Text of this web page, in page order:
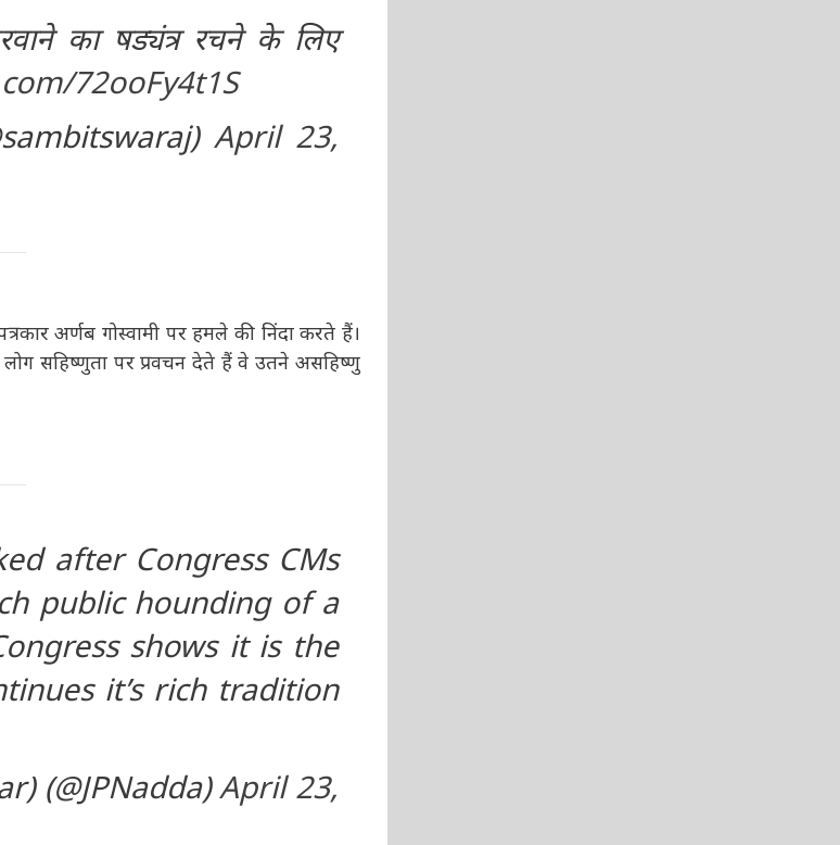
का षड्यंत्र रचने के लिए
72ooFy4t1S
April 23,
अर्णब गोस्वामी पर हमले की निंदा करते हैं।
सहिष्णुता पर प्रवचन देते हैं वे उतने असहिष्णु
after Congress CMs
public hounding of a
shows it is the
it’s rich tradition
(@JPNadda)April 23,